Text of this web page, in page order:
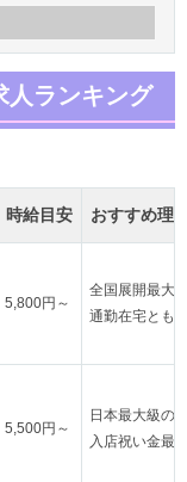
人ランキング
時給目安 おすすめ理
5,800円～
全国展開最大
通勤在宅とも
5,500円～
日本最大級の
入店祝い金最